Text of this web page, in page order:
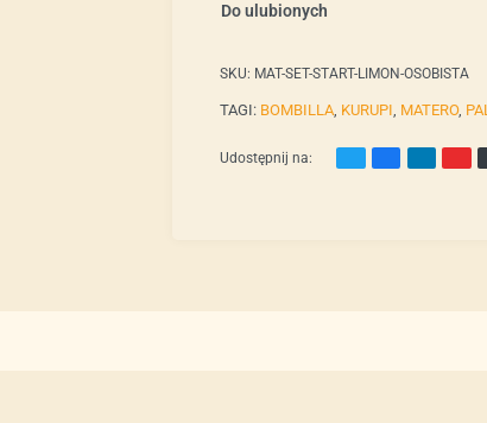
Do ulubionych
SKU: MAT-SET-START-LIMON-OSOBISTA
TAGI: BOMBILLA, KURUPI, MATERO,
Udostępnij na: